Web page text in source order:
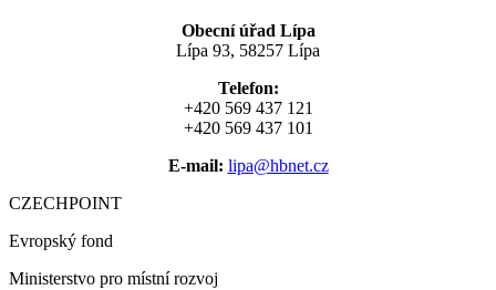
Obecní úřad Lípa
Lípa 93, 58257 Lípa
Telefon:
+420 569 437 121
+420 569 437 101
E-mail: lipa@hbnet.cz
CZECHPOINT
Evropský fond
Ministerstvo pro místní rozvoj